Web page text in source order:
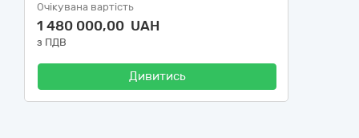
Очікувана вартість
1 480 000,00 UAH
з ПДВ
Дивитись